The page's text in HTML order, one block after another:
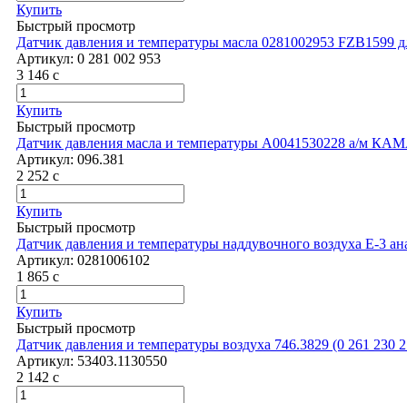
Купить
Быстрый просмотр
Датчик давления и температуры масла 0281002953
Артикул: 0 281 002 953
3 146 c
Купить
Быстрый просмотр
Датчик давления масла и температуры A0041530228 а/м
Артикул: 096.381
2 252 c
Купить
Быстрый просмотр
Датчик давления и температуры наддувочного воздуха Е-3
Артикул: 0281006102
1 865 c
Купить
Быстрый просмотр
Датчик давления и температуры воздуха 746.3829 (0 261 230
Артикул: 53403.1130550
2 142 c